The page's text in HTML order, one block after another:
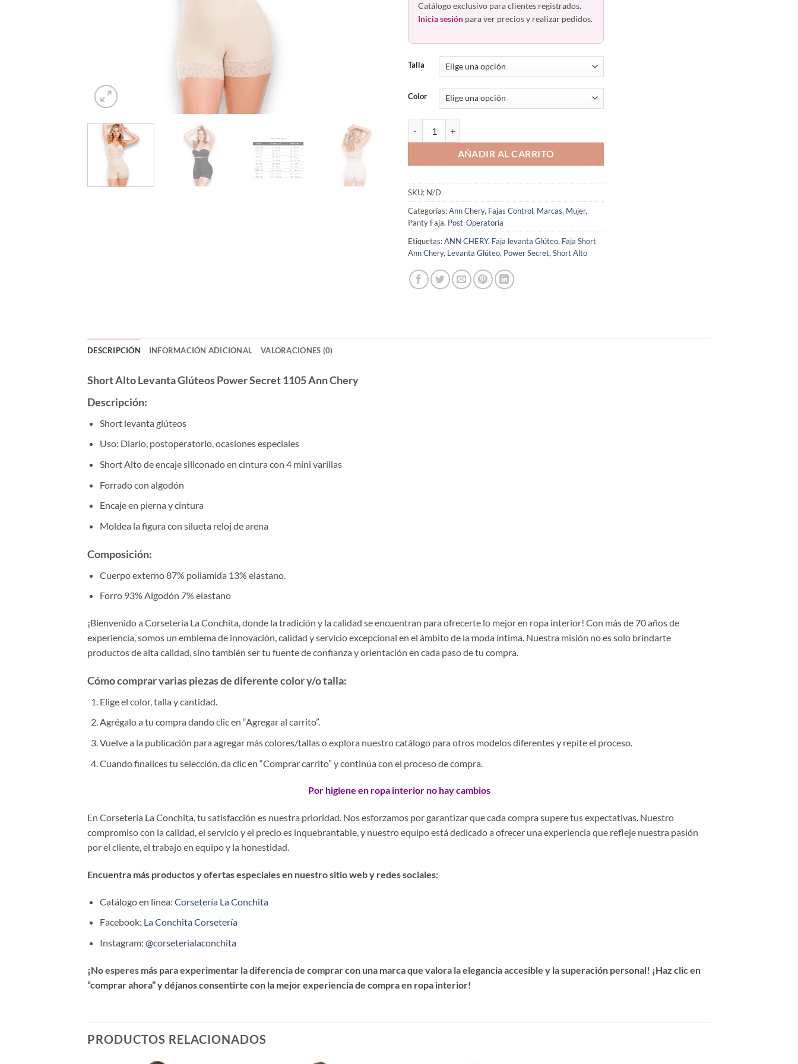
Catálogo exclusivo para clientes registrados.
Inicia sesión para ver precios y realizar pedidos.
Talla
Color
AÑADIR AL CARRITO
SKU: N/D
Categorías:Ann Chery, Fajas Control, Marcas, Mujer,
Panty Faja, Post-Operatoria
Etiquetas:ANN CHERY, Faja levanta Glúteo, Faja Short
Ann Chery, Levanta Glúteo, Power Secret, Short Alto
DESCRIPCIÓN INFORMACIÓN ADICIONAL VALORACIONES (0)
Short Alto Levanta Glúteos Power Secret 1105 Ann Chery
Descripción:
Short levanta glúteos
Uso: Diario, postoperatorio, ocasiones especiales
Short Alto de encaje siliconado en cintura con 4 mini varillas
Forrado con algodón
Encaje en pierna y cintura
Moldea la figura con silueta reloj de arena
Composición:
Cuerpo externo 87% poliamida 13% elastano.
Forro 93% Algodón 7% elastano
¡Bienvenido a Corsetería La Conchita, donde la tradición y la calidad se encuentran para ofrecerte lo mejor en ropa interior! Con más de 70 años de
experiencia, somos un emblema de innovación, calidad y servicio excepcional en el ámbito de la moda íntima. Nuestra misión no es solo brindarte
productos de alta calidad, sino también ser tu fuente de confianza y orientación en cada paso de tu compra.
Cómo comprar varias piezas de diferente color y/o talla:
Elige el color, talla y cantidad.
Agrégalo a tu compra dando clic en “Agregar al carrito”.
Vuelve a la publicación para agregar más colores/tallas o explora nuestro catálogo para otros modelos diferentes y repite el proceso.
Cuando finalices tu selección, da clic en “Comprar carrito” y continúa con el proceso de compra.
Por higiene en ropa interior no hay cambios
En Corsetería La Conchita, tu satisfacción es nuestra prioridad. Nos esforzamos por garantizar que cada compra supere tus expectativas. Nuestro
compromiso con la calidad, el servicio y el precio es inquebrantable, y nuestro equipo está dedicado a ofrecer una experiencia que refleje nuestra pasión
por el cliente, el trabajo en equipo y la honestidad.
Encuentra más productos y ofertas especiales en nuestro sitio web y redes sociales:
Catálogo en línea: Corsetería La Conchita
Facebook: La Conchita Corsetería
Instagram: @corseterialaconchita
¡No esperes más para experimentar la diferencia de comprar con una marca que valora la elegancia accesible y la superación personal! ¡Haz clic en
“comprar ahora” y déjanos consentirte con la mejor experiencia de compra en ropa interior!
PRODUCTOS RELACIONADOS